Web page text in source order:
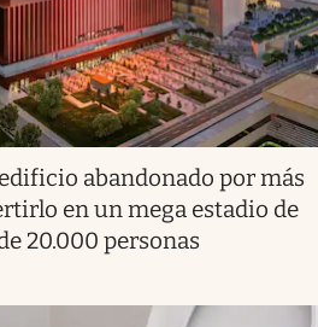
abandonado por más
en un mega estadio de
20.000 personas